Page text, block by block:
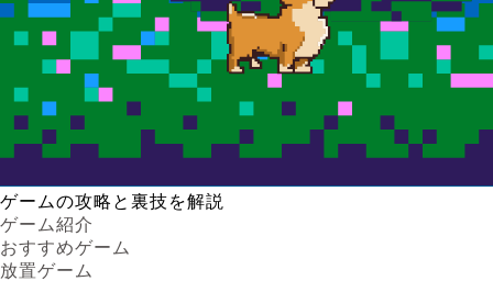
ゲームの攻略と裏技を解説
ゲーム紹介
おすすめゲーム
放置ゲーム